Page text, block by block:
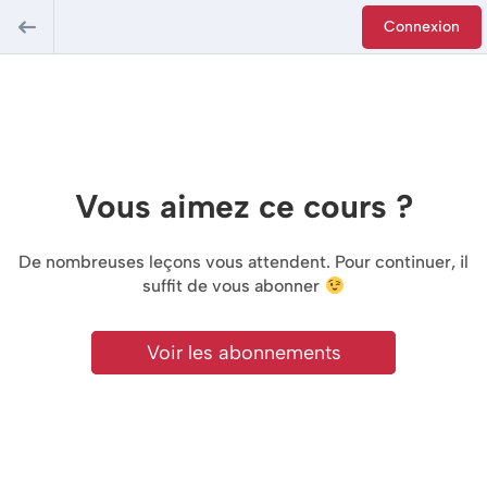
Connexion
Vous aimez ce cours ?
De nombreuses leçons vous attendent. Pour continuer, il
suffit de vous abonner
Voir les abonnements